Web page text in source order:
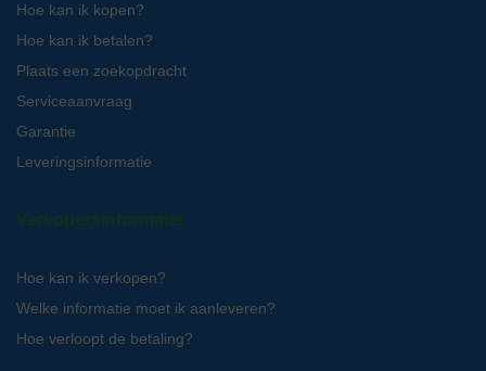
Hoe kan ik kopen?
Hoe kan ik betalen?
Plaats een zoekopdracht
Serviceaanvraag
Garantie
Leveringsinformatie
Verkopersinformatie
Hoe kan ik verkopen?
Welke informatie moet ik aanleveren?
Hoe verloopt de betaling?